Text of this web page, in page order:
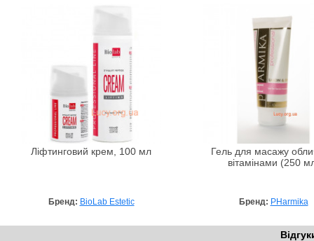
Ліфтинговий крем, 100 мл
Бренд: BioLab Estetic
Гель для масажу
вітамінами (250
Бренд: PHarmika